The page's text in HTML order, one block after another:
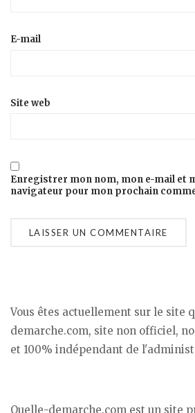
E-mail
Site web
Enregistrer mon nom, mon e-mail et
navigateur pour mon prochain
Vous êtes actuellement sur le site
demarche.com, site non officiel,
et 100% indépendant de
Quelle-demarche.com est un site